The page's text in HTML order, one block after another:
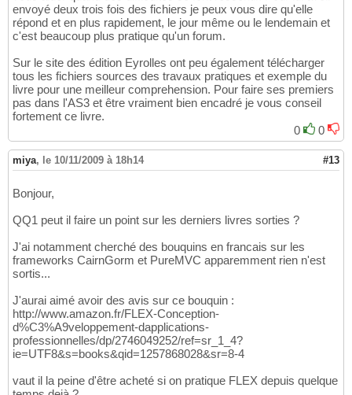
envoyé deux trois fois des fichiers je peux vous dire qu'elle
répond et en plus rapidement, le jour même ou le lendemain et
c'est beaucoup plus pratique qu'un forum.
Sur le site des édition Eyrolles ont peu également télécharger
tous les fichiers sources des travaux pratiques et exemple du
livre pour une meilleur comprehension. Pour faire ses premiers
pas dans l'AS3 et être vraiment bien encadré je vous conseil
fortement ce livre.
0
0
miya, le 10/11/2009 à 18h14 #13
Bonjour,
QQ1 peut il faire un point sur les derniers livres sorties ?
J'ai notamment cherché des bouquins en francais sur les
frameworks CairnGorm et PureMVC apparemment rien n'est
sortis...
J'aurai aimé avoir des avis sur ce bouquin :
http://www.amazon.fr/FLEX-Conception-
d%C3%A9veloppement-dapplications-
professionnelles/dp/2746049252/ref=sr_1_4?
ie=UTF8&s=books&qid=1257868028&sr=8-4
vaut il la peine d'être acheté si on pratique FLEX depuis quelque